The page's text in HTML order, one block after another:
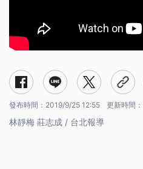
發布時間： 2019/9/25 12:55 更新時間：
林靜梅 莊志成 / 台北報導